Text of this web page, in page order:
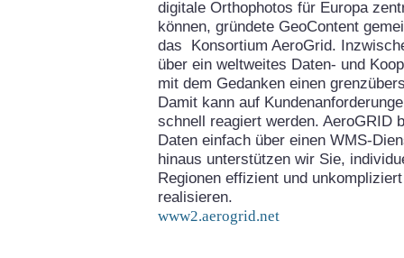
digitale Orthophotos für Europa
können, gründete GeoContent
das Konsortium AeroGrid.
über ein weltweites Daten- und
mit dem Gedanken einen
Damit kann auf
schnell reagiert werden. AeroGRID
Daten einfach über einen WMS-
hinaus unterstützen wir Sie,
Regionen effizient und
realisieren.
www2.aerogrid.net